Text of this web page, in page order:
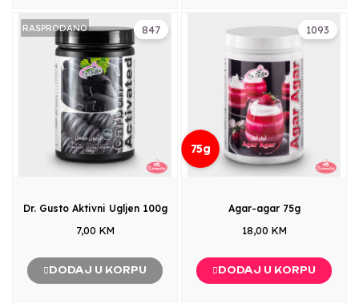
847
RASPRODANO
Dr. Gusto Aktivni Ugljen 100g
7,00 KM
DODAJ U KORPU
1093
75g
Agar-agar 75g
18,00 KM
DODAJ U KORPU